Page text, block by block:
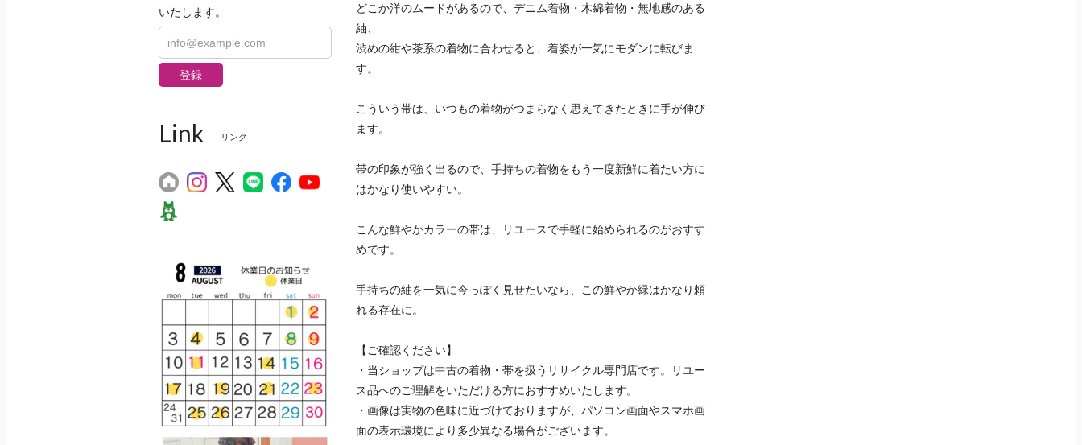
どこか洋のムードがあるので、デニム着物・木綿着物・無地感のある
紬、
渋めの紺や茶系の着物に合わせると、着姿が一気にモダンに転びま
す。
こういう帯は、いつもの着物がつまらなく思えてきたときに手が伸び
ます。
帯の印象が強く出るので、手持ちの着物をもう一度新鮮に着たい方に
はかなり使いやすい。
こんな鮮やかカラーの帯は、リユースで手軽に始められるのがおすす
めです。
手持ちの紬を一気に今っぽく見せたいなら、この鮮やか緑はかなり頼
れる存在に。
【ご確認ください】
・当ショップは中古の着物・帯を扱うリサイクル専門店です。リユー
ス品へのご理解をいただける方におすすめいたします。
・画像は実物の色味に近づけておりますが、パソコン画面やスマホ画
面の表示環境により多少異なる場合がございます。
いたします。
登録
Link リンク